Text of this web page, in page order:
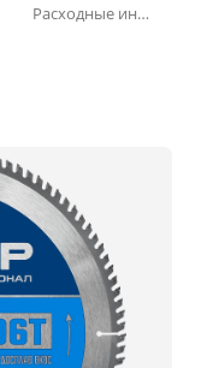
Расходные инструменты по дереву